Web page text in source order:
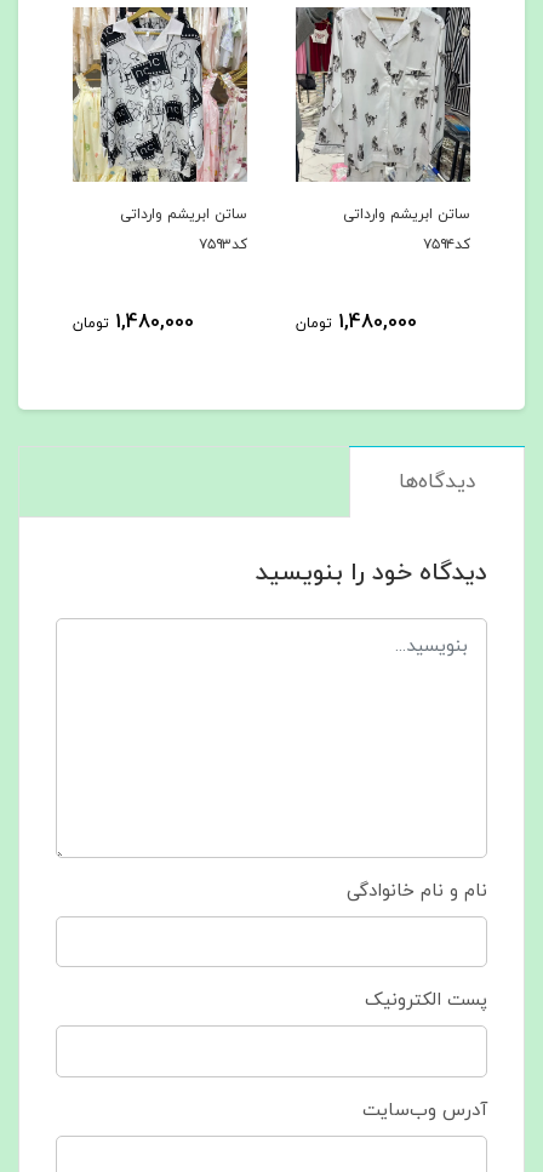
ساتن ابریشم وارداتی
کد۷۵۹۴
1,480,000 تومان
ساتن ابریشم وارداتی
کد۷۵۹۳
1,480,000 تومان
دیدگاه‌ها
دیدگاه خود را بنویسید
نام و نام خانوادگی
پست الکترونیک
آدرس وب‌سایت